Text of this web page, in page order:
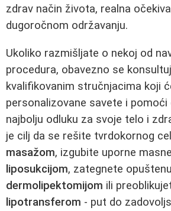
zdrav način života, realna
dugoročnom održavanju.
Ukoliko razmišljate o nekoj od
procedura, obavezno se
kvalifikovanim stručnjacima koji
personalizovane savete i pomoći
najbolju odluku za svoje telo i
je cilj da se rešite tvrdokornog
masažom, izgubite uporne
liposukcijom, zategnete
dermolipektomijom ili
lipotransferom - put do